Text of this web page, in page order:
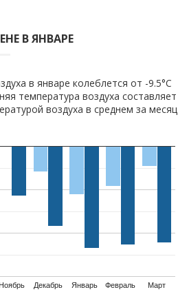
В ЯНВАРЕ
в январе колеблется от -9.5°C
температура воздуха составляет
воздуха в среднем за месяц
Ноябрь Декабрь Январь Февраль Март